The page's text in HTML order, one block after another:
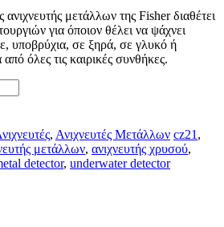
μετάλλων της Fisher διαθέτει
για όποιον θέλει να ψάχνει
υποβρύχια, σε ξηρά, σε γλυκό ή
όλες τις καιρικές συνθήκες.
, Ανιχνευτές Μετάλλων cz21 ,
μετάλλων, ανιχνευτής χρυσού,
detector, underwater detector